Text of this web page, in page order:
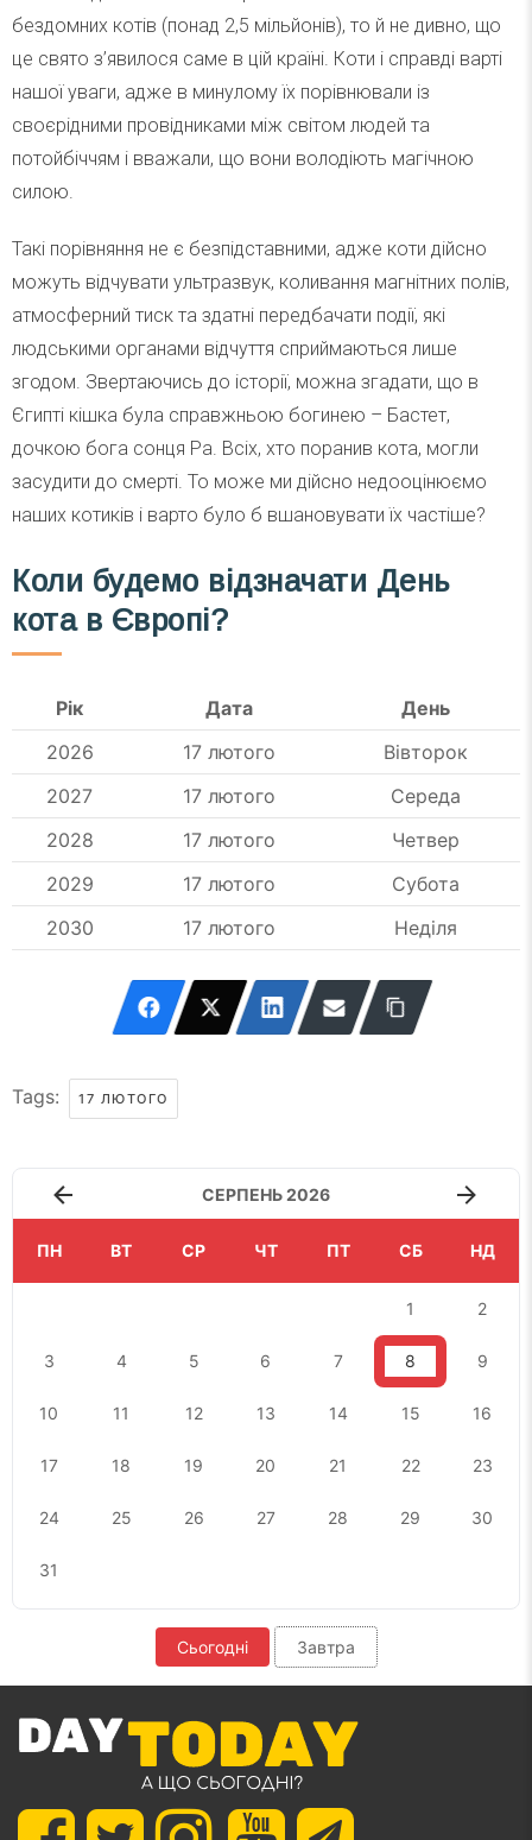
бездомних котів (понад 2,5 мільйонів), то й не дивно, що
це свято з’явилося саме в цій країні. Коти і справді варті
нашої уваги, адже в минулому їх порівнювали із
своєрідними провідниками між світом людей та
потойбіччям і вважали, що вони володіють магічною
силою.
Такі порівняння не є безпідставними, адже коти дійсно
можуть відчувати ультразвук, коливання магнітних полів,
атмосферний тиск та здатні передбачати події, які
людськими органами відчуття сприймаються лише
згодом. Звертаючись до історії, можна згадати, що в
Єгипті кішка була справжньою богинею – Бастет,
дочкою бога сонця Ра. Всіх, хто поранив кота, могли
засудити до смерті. То може ми дійсно недооцінюємо
наших котиків і варто було б вшановувати їх частіше?
Коли будемо відзначати День
кота в Європі?
Рік Дата
День
2026
17 лютого
Вівторок
2027
17 лютого
Середа
2028
17 лютого
Четвер
2029
17 лютого
Субота
2030
17 лютого Неділя
Tags: 17 ЛЮТОГО
СЕРПЕНЬ 2026
ПН ВТ СР ЧТ ПТ СБ НД
1 2
3 4 5 6 7 8 9
10 11 12 13 14 15 16
17 18 19 20 21 22 23
24 25 26 27 28 29 30
31
Сьогодні Завтра